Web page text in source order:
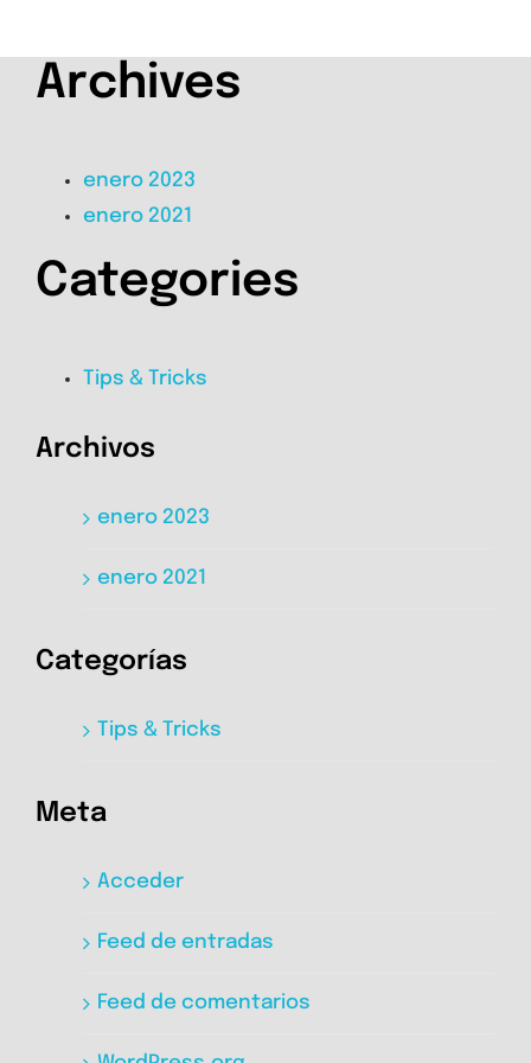
Archives
enero 2023
enero 2021
Categories
Tips & Tricks
Archivos
enero 2023
enero 2021
Categorías
Tips & Tricks
Meta
Acceder
Feed de entradas
Feed de comentarios